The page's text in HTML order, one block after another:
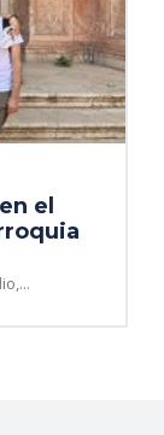
el